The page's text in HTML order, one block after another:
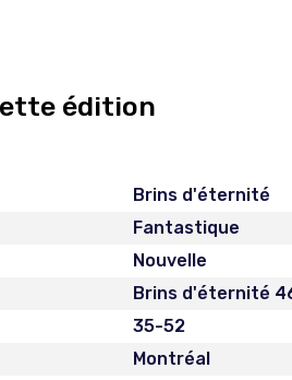
édition
Brins d'éternité
Fantastique
Nouvelle
Brins d'éternité
35-52
Montréal